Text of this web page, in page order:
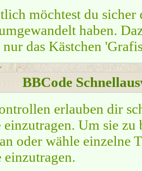
möchtest du
haben.
das Kästchen
BBCode
erlauben dir
einzutragen. Um sie
oder wähle einzelne
einzutragen.